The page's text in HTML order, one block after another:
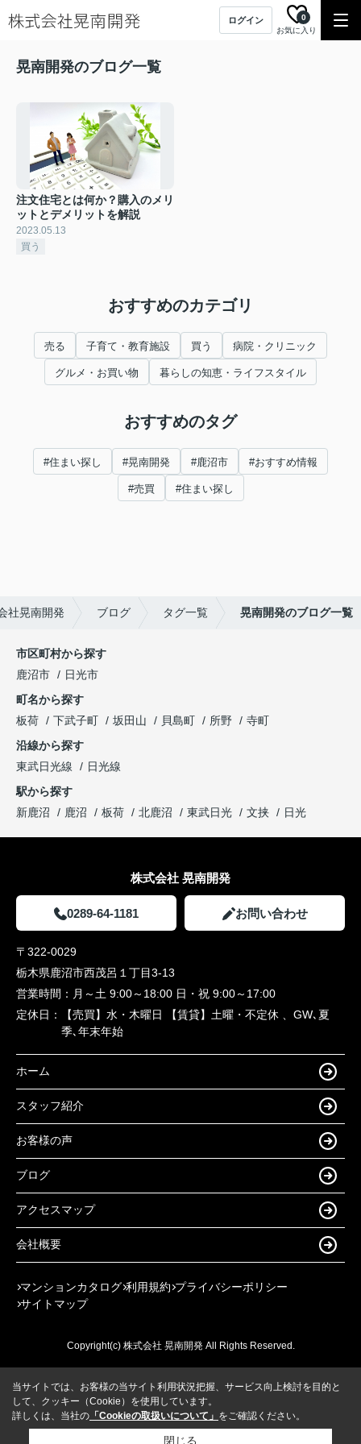
ログイン
お気に入り
0
晃南開発のブログ一覧
注文住宅とは何か？購入のメリ
ットとデメリットを解説
2023.05.13
買う
おすすめのカテゴリ
売る 子育て・教育施設 買う 病院・クリニック
グルメ・お買い物 暮らしの知恵・ライフスタイル
おすすめのタグ
#住まい探し #晃南開発 #鹿沼市 #おすすめ情報
#売買 #住まい探し
社晃南開発 ブログ タグ一覧 晃南開発のブログ一覧
市区町村から探す
鹿沼市
日光市
町名から探す
板荷
下武子町 坂田山 貝島町 所野
寺町
沿線から探す
東武日光線
日光線
駅から探す
新鹿沼
鹿沼 板荷 北鹿沼 東武日光 文挟 日光
株式会社 晃南開発
0289-64-1181 お問い合わせ
〒322-0029
栃木県鹿沼市西茂呂１丁目3-13
営業時間： 月～土 9:00～18:00 日・祝 9:00～17:00
定休日：
【売買】水・木曜日 【賃貸】土曜・不定休 、GW､夏
季､年末年始
ホーム
スタッフ紹介
お客様の声
ブログ
アクセスマップ
会社概要
マンションカタログ 利用規約 プライバシーポリシー
サイトマップ
Copyright(c) 株式会社 晃南開発 All Rights Reserved.
当サイトでは、お客様の当サイト利用状況把握、サービス向上検討を目的と
して、クッキー（Cookie）を使用しています。
詳しくは、当社の 「Cookieの取扱いについて」 をご確認ください。
閉じる